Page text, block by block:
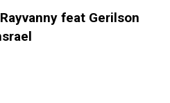
Rayvanny feat Gerilson